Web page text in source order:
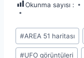
Okunma sayısı :
Post
Tags:
#AREA 51 haritası
#UFO görüntüleri